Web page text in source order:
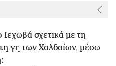
σχετικά με τη
γη των Χαλδαίων, μέσω